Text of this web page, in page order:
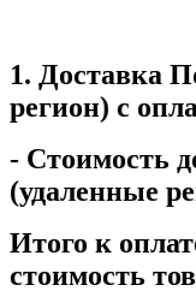
1. Доставка
регион) с
- Стоимость
(удаленные
Итого к
стоимость